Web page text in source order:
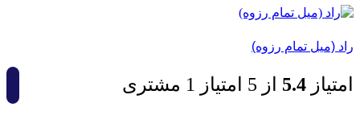
راد (میل تمام رزوه)
امتیاز 4.5 از 5 امتیاز 1 مشتری